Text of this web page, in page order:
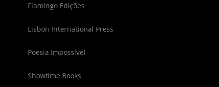
Flamingo Edições
Lisbon International Press
Poesia Impossível
Showtime Books